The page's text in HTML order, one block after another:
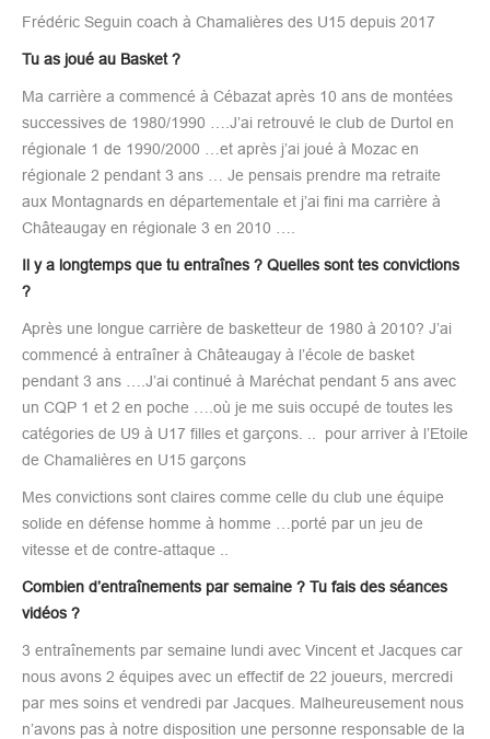
Frédéric Seguin coach à Chamalières des U15 depuis 2017
Tu as joué au Basket ?
Ma carrière a commencé à Cébazat après 10 ans de montées
successives de 1980/1990 ….J’ai retrouvé le club de Durtol en
régionale 1 de 1990/2000 …et après j’ai joué à Mozac en
régionale 2 pendant 3 ans … Je pensais prendre ma retraite
aux Montagnards en départementale et j’ai fini ma carrière à
Châteaugay en régionale 3 en 2010 ….
Il y a longtemps que tu entraînes ? Quelles sont tes convictions
?
Après une longue carrière de basketteur de 1980 à 2010? J’ai
commencé à entraîner à Châteaugay à l’école de basket
pendant 3 ans ….J’ai continué à Maréchat pendant 5 ans avec
un CQP 1 et 2 en poche ….où je me suis occupé de toutes les
catégories de U9 à U17 filles et garçons. .. pour arriver à l’Etoile
de Chamalières en U15 garçons
Mes convictions sont claires comme celle du club une équipe
solide en défense homme à homme …porté par un jeu de
vitesse et de contre-attaque ..
Combien d’entraînements par semaine ? Tu fais des séances
vidéos ?
3 entraînements par semaine lundi avec Vincent et Jacques car
nous avons 2 équipes avec un effectif de 22 joueurs, mercredi
par mes soins et vendredi par Jacques. Malheureusement nous
n’avons pas à notre disposition une personne responsable de la